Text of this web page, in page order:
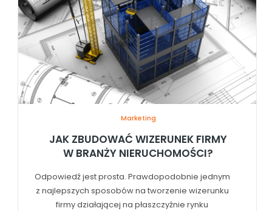
Marketing
JAK ZBUDOWAĆ WIZERUNEK FIRMY
W BRANŻY NIERUCHOMOŚCI?
Odpowiedź jest prosta. Prawdopodobnie jednym
z najlepszych sposobów na tworzenie wizerunku
firmy działającej na płaszczyźnie rynku